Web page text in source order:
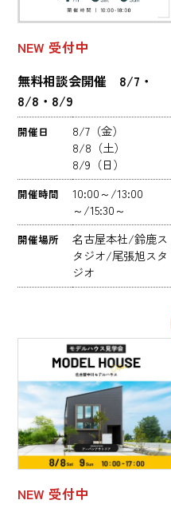
NEW 受付中
無料相談会開催 8/7・
8/8・8/9
開催日
8/7（金）
8/8（土）
8/9（日）
開催時間
10:00～/13:00
～/15:30～
開催場所
名古屋本社/鈴鹿ス
タジオ/尾張旭スタ
ジオ
NEW 受付中